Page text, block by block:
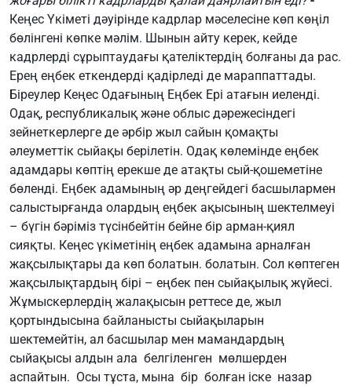
Кеңес Үкіметі дәуірінде кадрлар мәселесіне көп көңіл
бөлінгені көпке мәлім. Шынын айту керек, кейде
кадрлерді сұрыптаудағы қателіктердің болғаны да рас.
Ерең еңбек еткендерді қадірледі де мараппаттады.
Біреулер Кеңес Одағының Еңбек Ері атағын иеленді.
Одақ, республикалық және облыс дәрежесіндегі
зейнеткерлерге де әрбір жыл сайын қомақты
әлеуметтік сыйақы берілетін. Одақ көлемінде еңбек
адамдары көптің ерекше де атақты сый-қошеметіне
бөленді. Еңбек адамының әр деңгейдегі басшылармен
салыстырғанда олардың еңбек ақысының шектелмеуі
– бүгін бәріміз түсінбейтін бейне бір арман-қиял
сияқты. Кеңес үкіметінің еңбек адамына арналған
жақсылықтары да көп болатын. болатын. Сол көптеген
жақсылықтардың бірі – еңбек пен сыйақылық жүйесі.
Жұмыскерлердің жалақысын реттесе де, жыл
қортындысына байланысты сыйақыларын
шектемейтін, ал басшылар мен мамандардың
сыйақысы алдын ала белгіленген мөлшерден
аспайтын. Осы тұста, мына бір болған іске назар